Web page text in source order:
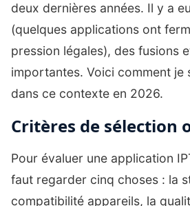
deux dernières années. Il y a
(quelques applications ont
pression légales), des fusions
importantes. Voici comment je
dans ce contexte en 2026.
Critères de sélection
Pour évaluer une application
faut regarder cinq choses : la
compatibilité appareils, la